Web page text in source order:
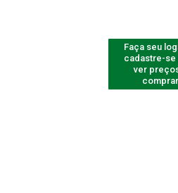
Faça seu
cadastre-se
ver
comprar